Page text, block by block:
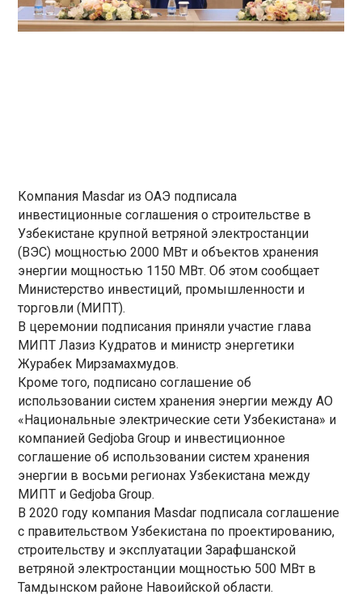
Компания Masdar из ОАЭ подписала
инвестиционные соглашения о строительстве в
Узбекистане крупной ветряной электростанции
(ВЭС) мощностью 2000 МВт и объектов хранения
энергии мощностью 1150 МВт. Об этом сообщает
Министерство инвестиций, промышленности и
торговли (МИПТ).
В церемонии подписания приняли участие глава
МИПТ Лазиз Кудратов и министр энергетики
Журабек Мирзамахмудов.
Кроме того, подписано соглашение об
использовании систем хранения энергии между АО
«Национальные электрические сети Узбекистана» и
компанией Gedjoba Group и инвестиционное
соглашение об использовании систем хранения
энергии в восьми регионах Узбекистана между
МИПТ и Gedjoba Group.
В 2020 году компания Masdar подписала соглашение
с правительством Узбекистана по проектированию,
строительству и эксплуатации Зарафшанской
ветряной электростанции мощностью 500 МВт в
Тамдынском районе Навоийской области.